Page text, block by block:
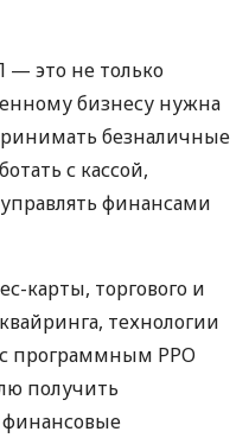
— это не только
бизнесу нужна
безналичные
с кассой,
финансами
карты, торгового и
технологии
программным РРО
получить